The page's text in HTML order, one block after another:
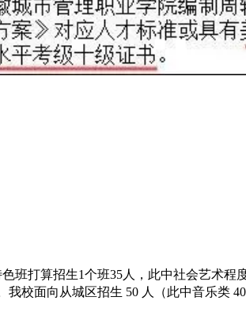
班打算招生1个班35人，此中社会艺术程
校面向从城区招生 50 人（此中音乐类